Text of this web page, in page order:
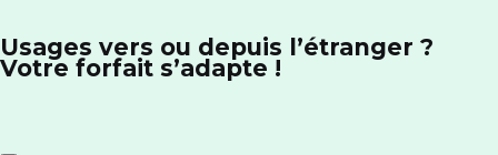
Usages vers ou depuis l’étranger ?
Votre forfait s’adapte !